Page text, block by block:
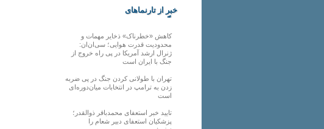
خبر از تارنماهای
دیگر
کاهش «خطرناک» ذخایر مهمات و
محدودیت قدرت هوایی؛ سی‌ان‌ان:
ژنرال ارشد آمریکا در پی راه خروج از
جنگ با ایران است
تهران با طولانی کردن جنگ در پی ضربه
زدن به ترامپ در انتخابات میان‌دوره‌ای
است
تایید خبر استعفای محمدباقر ذوالقدر؛
پزشکیان استعفای دبیر شعام را